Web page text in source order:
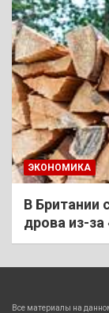
ЭКОНОМИКА
В Британии
дрова из-
Все материалы на